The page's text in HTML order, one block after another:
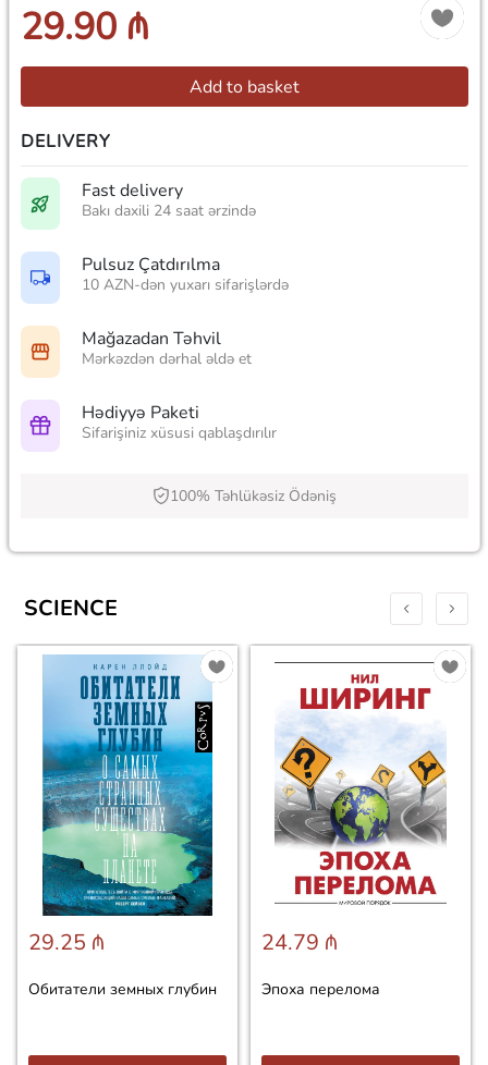
29.90 ₼
Add to basket
DELIVERY
Fast delivery
Bakı daxili 24 saat ərzində
Pulsuz Çatdırılma
10 AZN-dən yuxarı sifarişlərdə
Mağazadan Təhvil
Mərkəzdən dərhal əldə et
Hədiyyə Paketi
Sifarişiniz xüsusi qablaşdırılır
100% Təhlükəsiz Ödəniş
SCIENCE
29.25 ₼
Обитатели земных глубин
24.79 ₼
Эпоха перелома